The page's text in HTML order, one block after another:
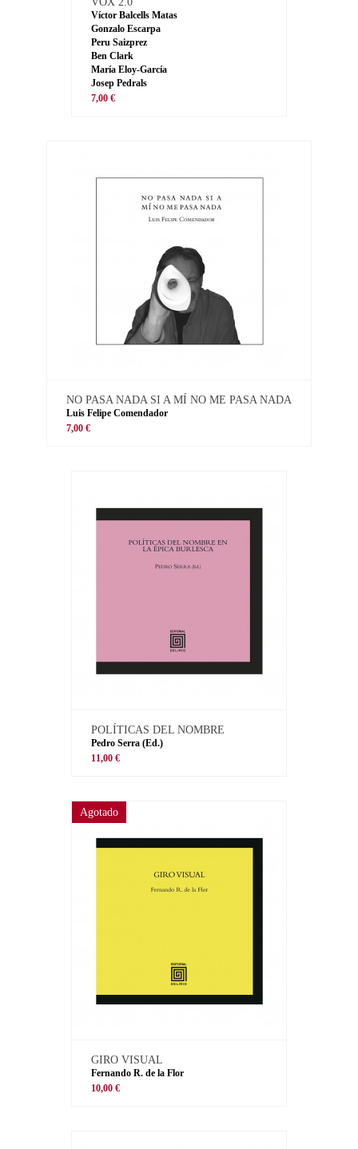
Víctor Balcells Matas
Gonzalo Escarpa
Peru Saizprez
Ben Clark
María Eloy-García
Josep Pedrals
7,00 €
NO PASA NADA SI A MÍ NO ME PASA NADA
Luis Felipe Comendador
7,00 €
POLÍTICAS DEL NOMBRE
Pedro Serra (Ed.)
11,00 €
Agotado
GIRO VISUAL
Fernando R. de la Flor
10,00 €